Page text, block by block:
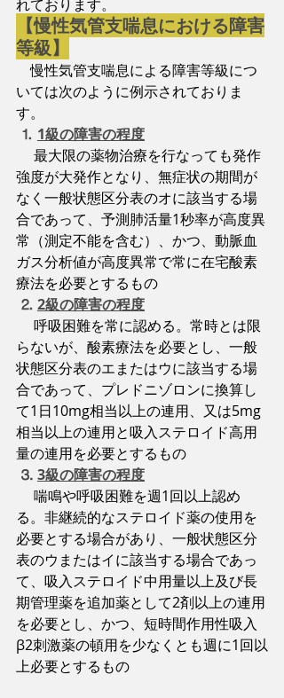
れております。
【慢性気管支喘息における障害
等級】
慢性気管支喘息による障害等級につ
いては次のように例示されておりま
す。
⒈ 1級の障害の程度
最大限の薬物治療を行なっても発作
強度が大発作となり、無症状の期間が
なく一般状態区分表のオに該当する場
合であって、予測肺活量1秒率が高度異
常（測定不能を含む）、かつ、動脈血
ガス分析値が高度異常で常に在宅酸素
療法を必要とするもの
⒉ 2級の障害の程度
呼吸困難を常に認める。常時とは限
らないが、酸素療法を必要とし、一般
状態区分表のエまたはウに該当する場
合であって、プレドニゾロンに換算し
て1日10mg相当以上の連用、又は5mg
相当以上の連用と吸入ステロイド高用
量の連用を必要とするもの
⒊ 3級の障害の程度
喘鳴や呼吸困難を週1回以上認め
る。非継続的なステロイド薬の使用を
必要とする場合があり、一般状態区分
表のウまたはイに該当する場合であっ
て、吸入ステロイド中用量以上及び長
期管理薬を追加薬として2剤以上の連用
を必要とし、かつ、短時間作用性吸入
β2刺激薬の頓用を少なくとも週に1回以
上必要とするもの